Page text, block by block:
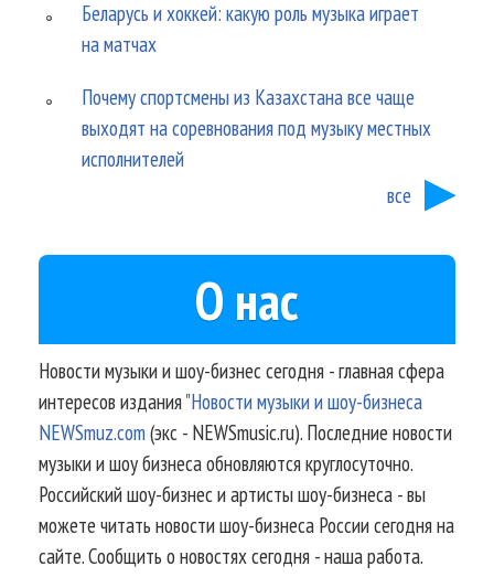
Беларусь и хоккей: какую роль музыка играет
на матчах
Почему спортсмены из Казахстана все чаще
выходят на соревнования под музыку местных
исполнителей
все
О нас
Новости музыки и шоу-бизнес сегодня - главная сфера
интересов издания"Новости музыки и шоу-бизнеса
NEWSmuz.com(экс - NEWSmusic.ru). Последние новости
музыки и шоу бизнеса обновляются круглосуточно.
Российский шоу-бизнес и артисты шоу-бизнеса - вы
можете читать новости шоу-бизнеса России сегодня на
сайте. Сообщить о новостях сегодня - наша работа.